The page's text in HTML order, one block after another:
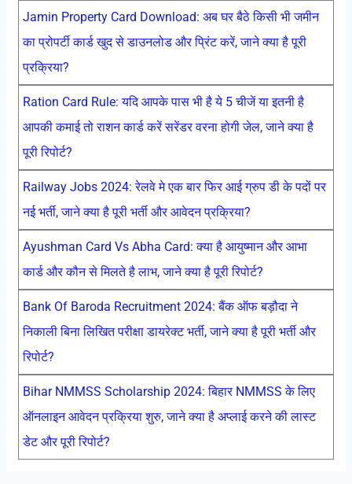
Jamin Property Card Download: अब घर बैठे किसी भी जमीन
का प्रोपर्टी कार्ड खुद से डाउनलोड और प्रिंट करें, जाने क्या है पूरी
प्रक्रिया?
Ration Card Rule: यदि आपके पास भी है ये 5 चीजें या इतनी है
आपकी कमाई तो राशन कार्ड करें सरेंडर वरना होगी जेल, जाने क्या है
पूरी रिपोर्ट?
Railway Jobs 2024: रेलवे मे एक बार फिर आई ग्रुप डी के पदों पर
नई भर्ती, जाने क्या है पूरी भर्ती और आवेदन प्रक्रिया?
Ayushman Card Vs Abha Card: क्या है आयुष्मान और आभा
कार्ड और कौन से मिलते है लाभ, जाने क्या है पूरी रिपोर्ट?
Bank Of Baroda Recruitment 2024: बैंक ऑफ बड़ौदा ने
निकाली बिना लिखित परीक्षा डायरेक्ट भर्ती, जाने क्या है पूरी भर्ती और
रिपोर्ट?
Bihar NMMSS Scholarship 2024: बिहार NMMSS के लिए
ऑनलाइन आवेदन प्रक्रिया शुरु, जाने क्या है अप्लाई करने की लास्ट
डेट और पूरी रिपोर्ट?